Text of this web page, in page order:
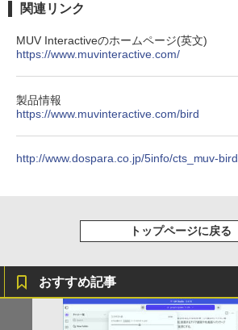
関連リンク
MUV Interactiveのホームページ(英文)
https://www.muvinteractive.com/
製品情報
https://www.muvinteractive.com/bird
http://www.dospara.co.jp/5info/cts_muv-bird
トップページに戻る
おすすめ記事